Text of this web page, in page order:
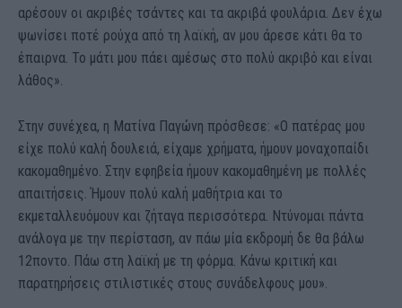
αρέσουν οι ακριβές τσάντες και τα ακριβά φουλάρια. Δεν έχω
ψωνίσει ποτέ ρούχα από τη λαϊκή, αν μου άρεσε κάτι θα το
έπαιρνα. Το μάτι μου πάει αμέσως στο πολύ ακριβό και είναι
λάθος».
Στην συνέχεα, η Ματίνα Παγώνη πρόσθεσε: «Ο πατέρας μου
είχε πολύ καλή δουλειά, είχαμε χρήματα, ήμουν μοναχοπαίδι
κακομαθημένο. Στην εφηβεία ήμουν κακομαθημένη με πολλές
απαιτήσεις. Ήμουν πολύ καλή μαθήτρια και το
εκμεταλλευόμουν και ζήταγα περισσότερα. Ντύνομαι πάντα
ανάλογα με την περίσταση, αν πάω μία εκδρομή δε θα βάλω
12ποντο. Πάω στη λαϊκή με τη φόρμα. Κάνω κριτική και
παρατηρήσεις στιλιστικές στους συνάδελφους μου».